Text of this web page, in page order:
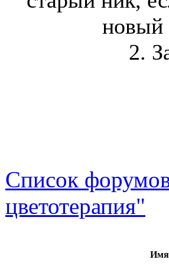
новый
2.
Список
цветотерапия"
Имя